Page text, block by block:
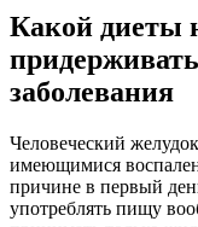
Какой диеты
заболевания
Человеческий
имеющимися
причине в первый
употреблять пищу